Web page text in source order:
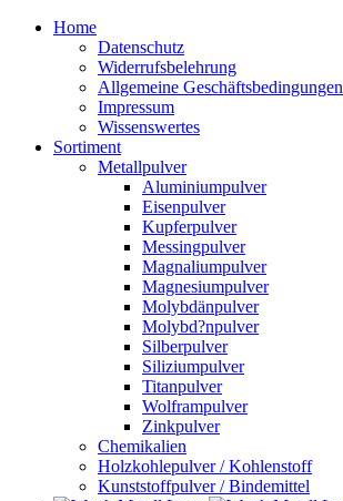
Zum
Home
Datenschutz
Widerrufsbelehrung
Allgemeine Geschäftsbedingungen
Impressum
Wissenswertes
Sortiment
Metallpulver
Aluminiumpulver
Eisenpulver
Kupferpulver
Messingpulver
Magnaliumpulver
Magnesiumpulver
Molybdänpulver
Molybd?npulver
Silberpulver
Siliziumpulver
Titanpulver
Wolframpulver
Zinkpulver
Chemikalien
Holzkohlepulver / Kohlenstoff
Kunststoffpulver / Bindemittel